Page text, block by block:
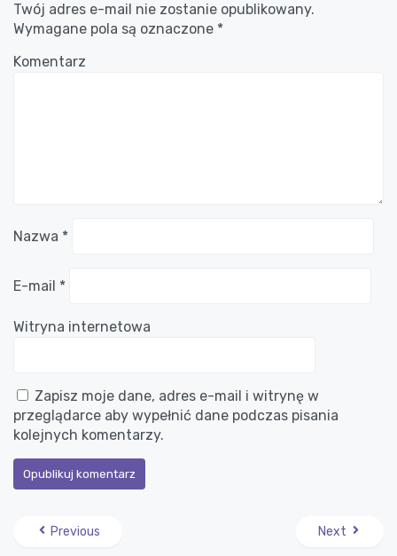
Twój adres e-mail nie zostanie opublikowany.
Wymagane pola są oznaczone *
Komentarz
Nazwa *
E-mail *
Witryna internetowa
Zapisz moje dane, adres e-mail i witrynę w
przeglądarce aby wypełnić dane podczas pisania
kolejnych komentarzy.
Previous Next